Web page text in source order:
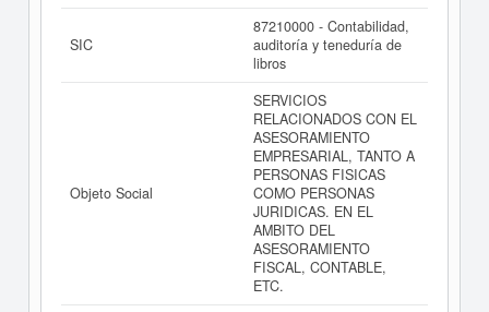
SIC
87210000 - Contabilidad,
auditoría y teneduría de
libros
Objeto Social
SERVICIOS
RELACIONADOS CON EL
ASESORAMIENTO
EMPRESARIAL, TANTO A
PERSONAS FISICAS
COMO PERSONAS
JURIDICAS. EN EL
AMBITO DEL
ASESORAMIENTO
FISCAL, CONTABLE,
ETC.